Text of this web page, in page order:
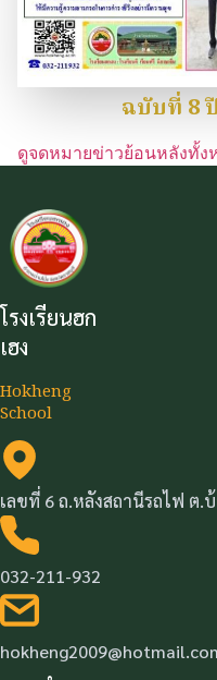
ฉบับที่ 8
ดูจดหมายข่าวย้อนหลังทั้ง
โรงเรียนฮก
เฮง
Hokheng
School
เลขที่ 6 ถ.หลังสถานีรถไฟ ต.
032-211-932